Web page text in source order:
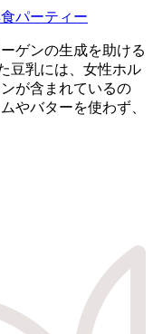
パーティー
ゲンの生成を助ける
豆乳には、女性ホル
が含まれているの
やバターを使わず、